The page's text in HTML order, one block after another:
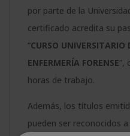
por parte de la
certificado acredita su
“CURSO UNIVERSITARIO
ENFERMERÍA FORENSE”,
horas de trabajo.
Además, los títulos
pueden ser reconocidos